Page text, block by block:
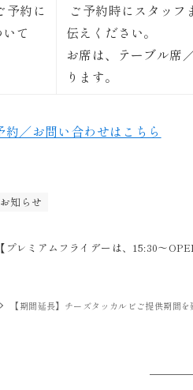
予約に
て
ご予約時にスタッフ
伝えください。
お席は、テーブル席
ります。
約／お問い合わせはこちら
お知らせ
【プレミアムフライデーは、15:30〜
【期間延長】チーズタッカルビご提供期間